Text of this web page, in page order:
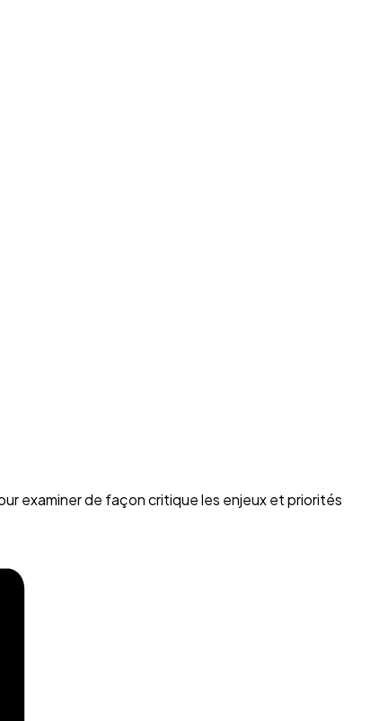
examiner de façon critique les enjeux et priorités